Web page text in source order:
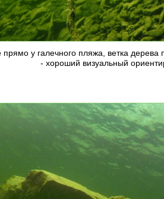
прямо у галечного пляжа, ветка
- хороший визуальный